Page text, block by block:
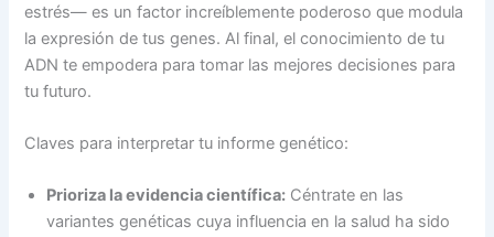
estrés— es un factor increíblemente poderoso que modula
la expresión de tus genes. Al final, el conocimiento de tu
ADN te empodera para tomar las mejores decisiones para
tu futuro.
Claves para interpretar tu informe genético:
Prioriza la evidencia científica: Céntrate en las
variantes genéticas cuya influencia en la salud ha sido